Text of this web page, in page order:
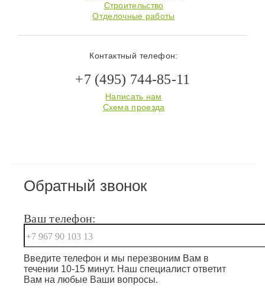
Строительство
Отделочные работы
Контактный телефон:
+7 (495) 744-85-11
Написать нам
Схема проезда
Обратный звонок
Ваш телефон:
Введите телефон и мы перезвоним Вам в
течении 10-15 минут. Наш специалист ответит
Вам на любые Ваши вопросы.